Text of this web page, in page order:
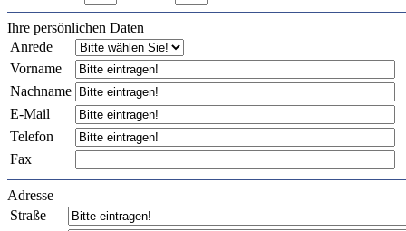
Ihre persönlichen Daten
Anrede
Vorname
Nachname
E-Mail
Telefon
Fax
Adresse
Straße